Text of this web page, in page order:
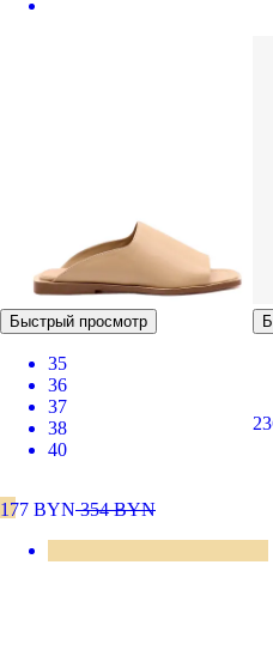
Быстрый просмотр
35
36
37
38
40
177 BYN354BYN